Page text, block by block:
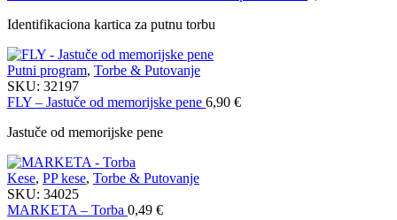
Identifikaciona kartica za putnu torbu
Putni program, Torbe & Putovanje
SKU: 32197
FLY – Jastuče od memorijske pene 6,90 €
Jastuče od memorijske pene
Kese, PP kese, Torbe & Putovanje
SKU: 34025
MARKETA – Torba 0,49 €